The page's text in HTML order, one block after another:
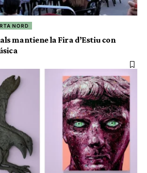
NORD
mantiene la Fira d’Estiu con